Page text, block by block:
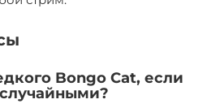
Bongo Cat, если